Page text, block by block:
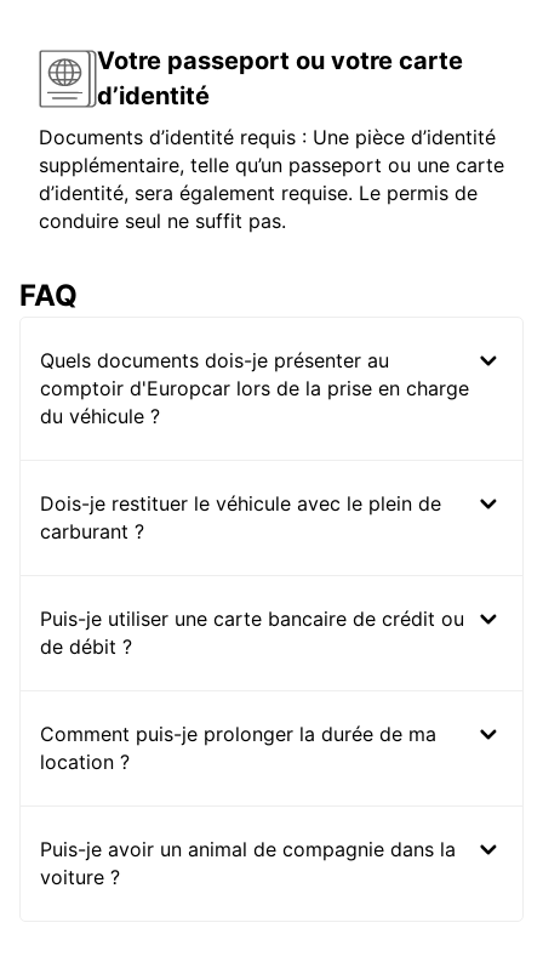
Votre passeport ou votre carte
d’identité
Documents d’identité requis : Une pièce d’identité
supplémentaire, telle qu’un passeport ou une carte
d’identité, sera également requise. Le permis de
conduire seul ne suffit pas.
FAQ
Quels documents dois-je présenter au
comptoir d'Europcar lors de la prise en charge
du véhicule ?
Dois-je restituer le véhicule avec le plein de
carburant ?
Puis-je utiliser une carte bancaire de crédit ou
de débit ?
Comment puis-je prolonger la durée de ma
location ?
Puis-je avoir un animal de compagnie dans la
voiture ?